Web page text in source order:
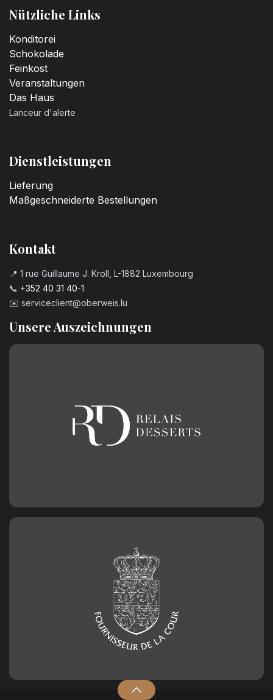
Nützliche Links
Konditorei
Schokolade
Feinkost
Veranstaltungen
Das Haus
Lanceur d'alerte
Dienstleistungen
Lieferung
Maßgeschneiderte Bestellungen
Kontakt
📍 1 rue Guillaume J. Kroll, L-1882 Luxembourg
📞 +352 40 31 40-1
✉️ serviceclient@oberweis.lu
Unsere Auszeichnungen